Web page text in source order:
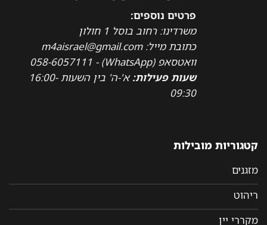
פרטים נוספים:
משרדינו: רחוב בוסל 1 חולון
כתובת מייל: m4aisrael@gmail.com
וואטסאפ (WhatsApp) - 058-6057111
שעות פעילות:
א'-ה' בין השעות 16:00-
09:30
קטגוריות מובילות
מזגנים
ריהוט
מקררי יין